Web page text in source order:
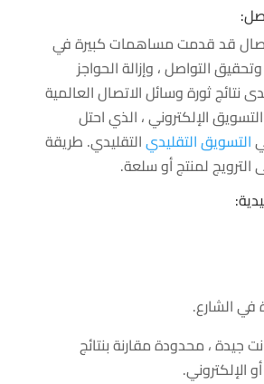
قد قدمت مساهمات كبيرة في
التواصل ، وإزالة الحواجز
نتائج ثورة وسائل الاتصال العالمية
الإلكتروني ، الذي احتل
التسويق التقليديالتقليدي. طريقة
لمنتج أو سلعة.
جيدة ، محدودة مقارنة بنتائج
الإلكتروني.